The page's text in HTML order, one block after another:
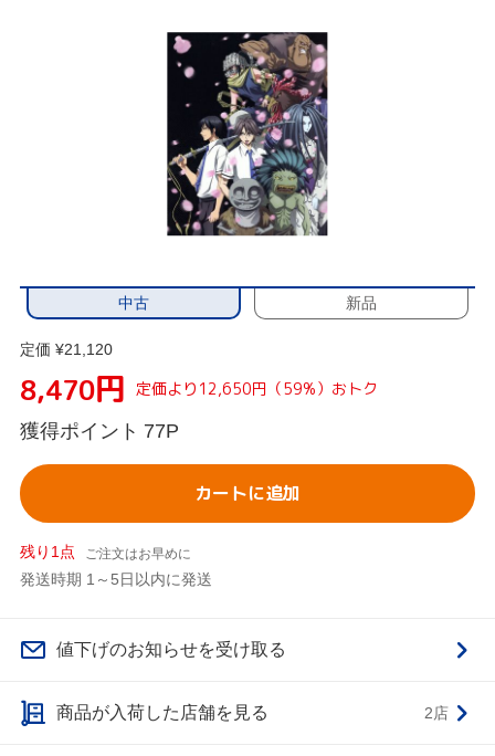
中古 新品
定価 ¥21,120
8,470円 定価より12,650円（59%）おトク
獲得ポイント 77P
カートに追加
残り1点 ご注文はお早めに
発送時期 1～5日以内に発送
値下げのお知らせを受け取る
商品が入荷した店舗を見る 2店